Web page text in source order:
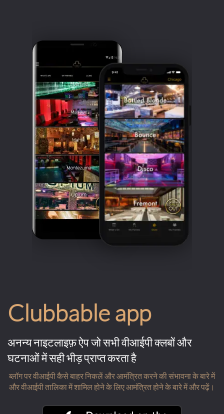
Clubbable app
अनन्य नाइटलाइफ़ ऐप जो सभी वीआईपी क्लबों और
घटनाओं में सही भीड़ प्राप्त करता है
ब्लॉग पर वीआईपी कैसे बाहर निकलें और आमंत्रित करने की संभावना के बारे में
और वीआईपी तालिका में शामिल होने के लिए आमंत्रित होने के बारे में और पढ़ें।